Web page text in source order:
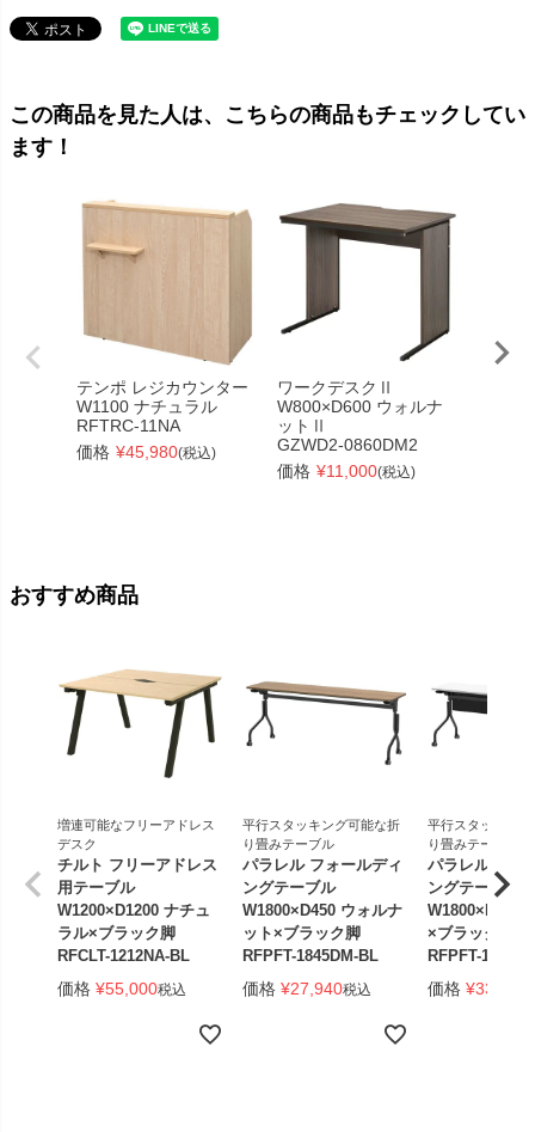
この商品を見た人は、こちらの商品もチェックしてい
ます！
テンポ レジカウンター
W1100 ナチュラル
RFTRC-11NA
価格 ¥45,980(税込)
ワークデスクⅡ
W800×D600 ウォルナ
ットⅡ
GZWD2-0860DM2
価格 ¥11,000(税込)
おすすめ商品
増連可能なフリーアドレス
デスク
チルト フリーアドレス
用テーブル
W1200×D1200 ナチュ
ラル×ブラック脚
RFCLT-1212NA-BL
価格 ¥55,000税込
平行スタッキング可能な折
り畳みテーブル
パラレル フォールディ
ングテーブル
W1800×D450 ウォルナ
ット×ブラック脚
RFPFT-1845DM-BL
価格 ¥27,940税込
平行スタッキン
り畳みテーブル
パラレル フォ
ングテーブル
W1800×D450
×ブラック脚
RFPFT-
価格 ¥33,440